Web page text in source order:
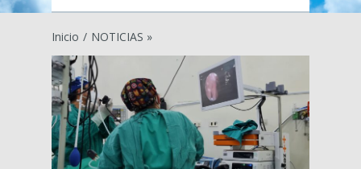
Inicio / NOTICIAS »